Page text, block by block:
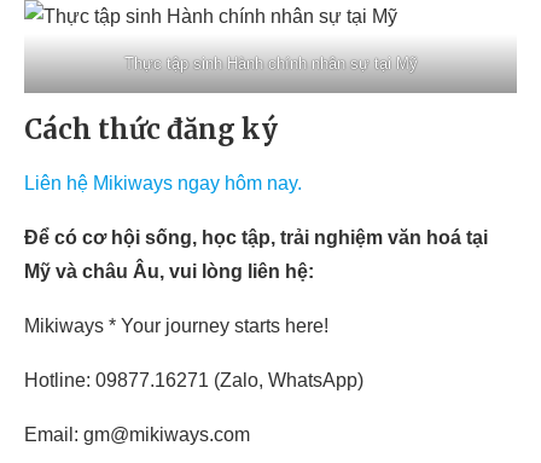
Thực tập sinh Hành chính nhân sự tại Mỹ
Cách thức đăng ký
Liên hệ Mikiways ngay hôm nay.
Để có cơ hội sống, học tập, trải nghiệm văn hoá tại
Mỹ và châu Âu, vui lòng liên hệ:
Mikiways * Your journey starts here!
Hotline: 09877.16271 (Zalo, WhatsApp)
Email: gm@mikiways.com